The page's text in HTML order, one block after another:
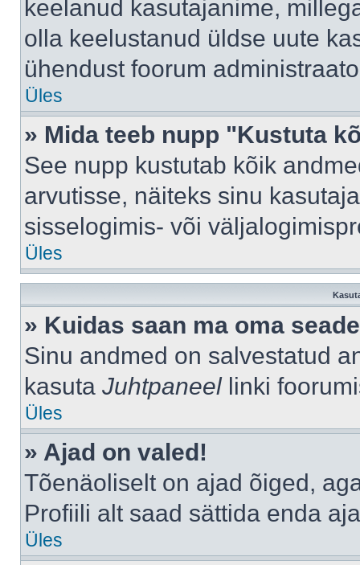
keelanud kasutajanime,
olla keelustanud üldse uute
ühendust foorum
Üles
» Mida teeb nupp "Kustuta
See nupp kustutab kõik
arvutisse, näiteks sinu
sisselogimis- või
Üles
» Kuidas saan ma oma
Sinu andmed on salvestatud
kasuta Juhtpaneellinki
Üles
» Ajad on valed!
Tõenäoliselt on ajad õiged,
Profiili alt saad sättida enda
Üles